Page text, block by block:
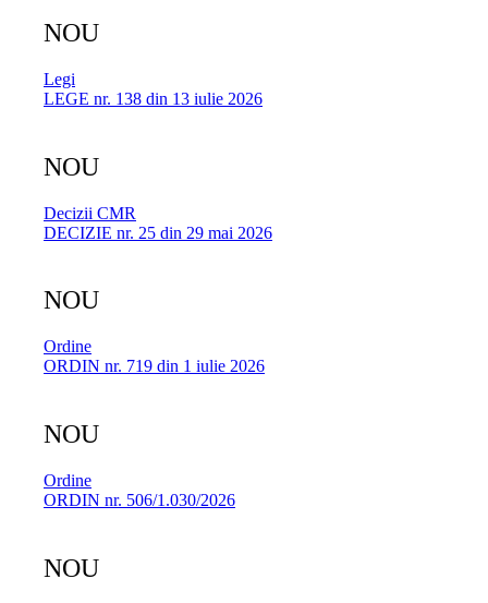
NOU
Legi
LEGE nr. 138 din 13 iulie 2026
NOU
Decizii CMR
DECIZIE nr. 25 din 29 mai 2026
NOU
Ordine
ORDIN nr. 719 din 1 iulie 2026
NOU
Ordine
ORDIN nr. 506/1.030/2026
NOU